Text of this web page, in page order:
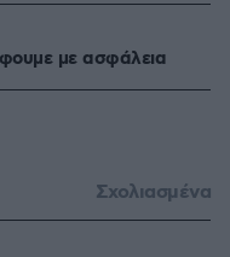
με ασφάλεια
Σχολιασμένα